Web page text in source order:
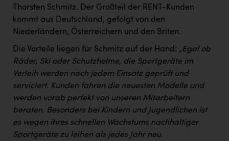
Vier Diamanten
Vorlagenportal
Wirtschaftskammer OÖ
ZULuft - Zukunft Luft Austria
Österreichisches Hebammengremium
Thorsten Schmitz. Der Großteil der RENT-Kunden
kommt aus Deutschland, gefolgt von den
Niederländern, Österreichern und den Briten.
Die Vorteile liegen für Schmitz auf der Hand: „Egal ob
Räder, Ski oder Schutzhelme, die Sportgeräte im
Verleih werden nach jedem Einsatz geprüft und
serviciert. Kunden fahren die neuesten Modelle und
werden vorab perfekt von unseren Mitarbeitern
beraten. Besonders bei Kindern und Jugendlichen ist
es wegen ihres schnellen Wachstums nachhaltiger
Sportgeräte zu leihen als jedes Jahr neu